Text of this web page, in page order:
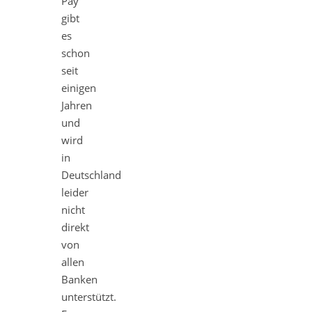
gibt
es
schon
seit
einigen
Jahren
und
wird
in
Deutschland
leider
nicht
direkt
von
allen
Banken
unterstützt.